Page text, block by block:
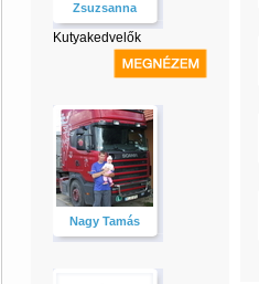
Zsuzsanna
Kutyakedvelők
Nagy Tamás